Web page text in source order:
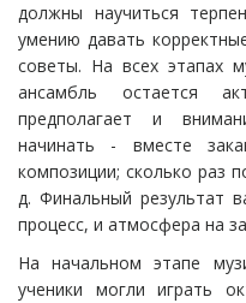
должны научиться
умению давать
советы. На всех этапах
ансамбль остается
предполагает и
начинать - вместе
композиции; сколько раз
д. Финальный результат
процесс, и атмосфера на
На начальном этапе
ученики могли играть